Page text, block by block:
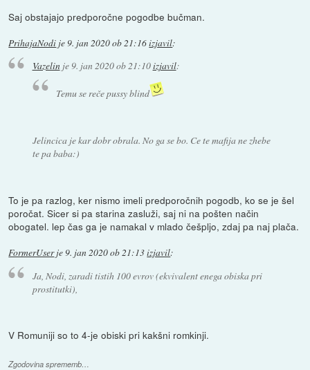
Saj obstajajo predporočne pogodbe bučman.
PrihajaNodi je9. jan 2020 ob 21:16izjavil:
Vazelinje9. jan 2020 ob 21:10izjavil:
Temu se reče pussy blind
Jelincica je kar dobr obrala. No ga se bo. Ce te mafija ne zhebe
te pa baba:)
To je pa razlog, ker nismo imeli predporočnih pogodb, ko se je šel
poročat. Sicer si pa starina zasluži, saj ni na pošten način
obogatel. lep čas ga je namakal v mlado češpljo, zdaj pa naj plača.
FormerUserje9. jan 2020 ob 21:13izjavil:
Ja, Nodi, zaradi tistih 100 evrov (ekvivalent enega obiska pri
prostitutki),
V Romuniji so to 4-je obiski pri kakšni romkinji.
Zgodovina sprememb…